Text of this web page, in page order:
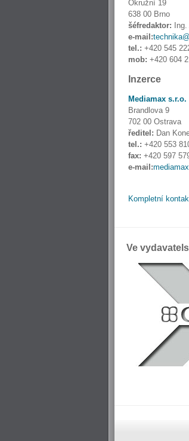
Okružní 19
638 00 Brno
šéfredaktor:
e-mail:
tel.: +420 545
mob: +420 604
Inzerce
Mediamax s.r.o.
Brandlova 9
702 00 Ostrava
ředitel: Dan
tel.: +420 553
fax: +420 597
e-mail:
Kompletní
Ve